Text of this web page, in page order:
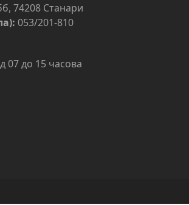
74208 Станари
053/201-810
07 до 15 часова